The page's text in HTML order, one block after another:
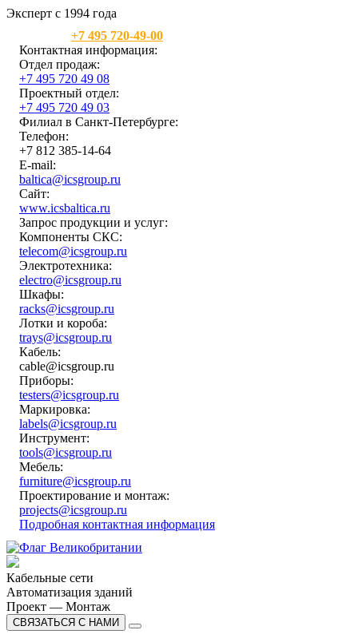
Эксперт с 1994 года
+7 495 720-49-00
Контактная информация:
Отдел продаж:
+7 495 720 49 08
Проектный отдел:
+7 495 720 49 03
Филиал в Санкт-Петербурге:
Телефон:
+7 812 385-14-64
E-mail:
baltica@icsgroup.ru
Сайт:
www.icsbaltica.ru
Запрос продукции и услуг:
Компоненты СКС:
telecom@icsgroup.ru
Электротехника:
electro@icsgroup.ru
Шкафы:
racks@icsgroup.ru
Лотки и короба:
trays@icsgroup.ru
Кабель:
cable@icsgroup.ru
Приборы:
testers@icsgroup.ru
Маркировка:
labels@icsgroup.ru
Инструмент:
tools@icsgroup.ru
Мебель:
furniture@icsgroup.ru
Проектирование и монтаж:
projects@icsgroup.ru
Подробная контактная информация
Кабельные сети
Автоматизация зданий
Проект — Монтаж
СВЯЗАТЬСЯ С НАМИ